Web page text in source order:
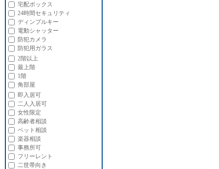
宅配ボックス
24時間セキュリティ
ディンプルキー
電動シャッター
防犯カメラ
防犯用ガラス
2階以上
最上階
1階
角部屋
即入居可
二人入居可
女性限定
高齢者相談
ペット相談
楽器相談
事務所可
フリーレント
二世帯向き